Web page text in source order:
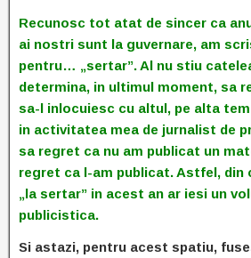
Recunosc tot atat de sincer ca
ai nostri sunt la guvernare, am
pentru… „sertar”. Al nu stiu
determina, in ultimul moment, sa
sa-l inlocuiesc cu altul, pe alta
in activitatea mea de jurnalist de
sa regret ca nu am publicat un
regret ca l-am publicat. Astfel, din
„la sertar” in acest an ar iesi un
publicistica.
Si astazi, pentru acest spatiu,